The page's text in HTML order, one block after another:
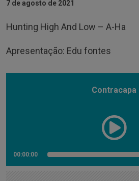
7 de agosto de 2021
Hunting High And Low – A-Ha
Apresentação: Edu fontes
Contracapa
00:00:00